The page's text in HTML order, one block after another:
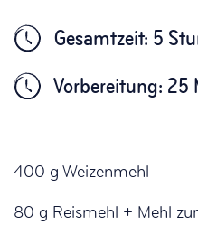
Gesamtzeit: 5
Vorbereitung: 25
400 g Weizenmehl
80 g Reismehl + Mehl